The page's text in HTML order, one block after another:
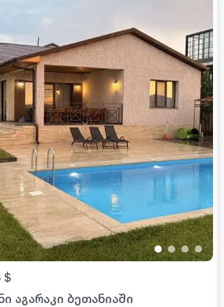
••••
$
აგარაკი ბეთანიაში